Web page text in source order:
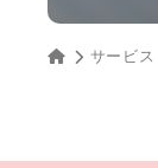
サービス